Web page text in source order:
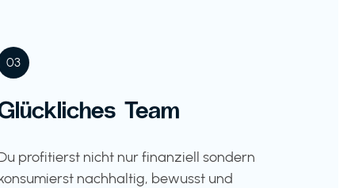
03
Team
profitierst nicht nur finanziell sondern
nachhaltig, bewusst und